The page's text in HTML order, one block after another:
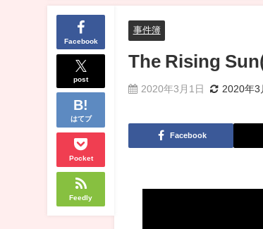
Facebook
post
はてブ
Pocket
Feedly
事件簿
The Rising
2020年3月1日 2020年3
Facebook